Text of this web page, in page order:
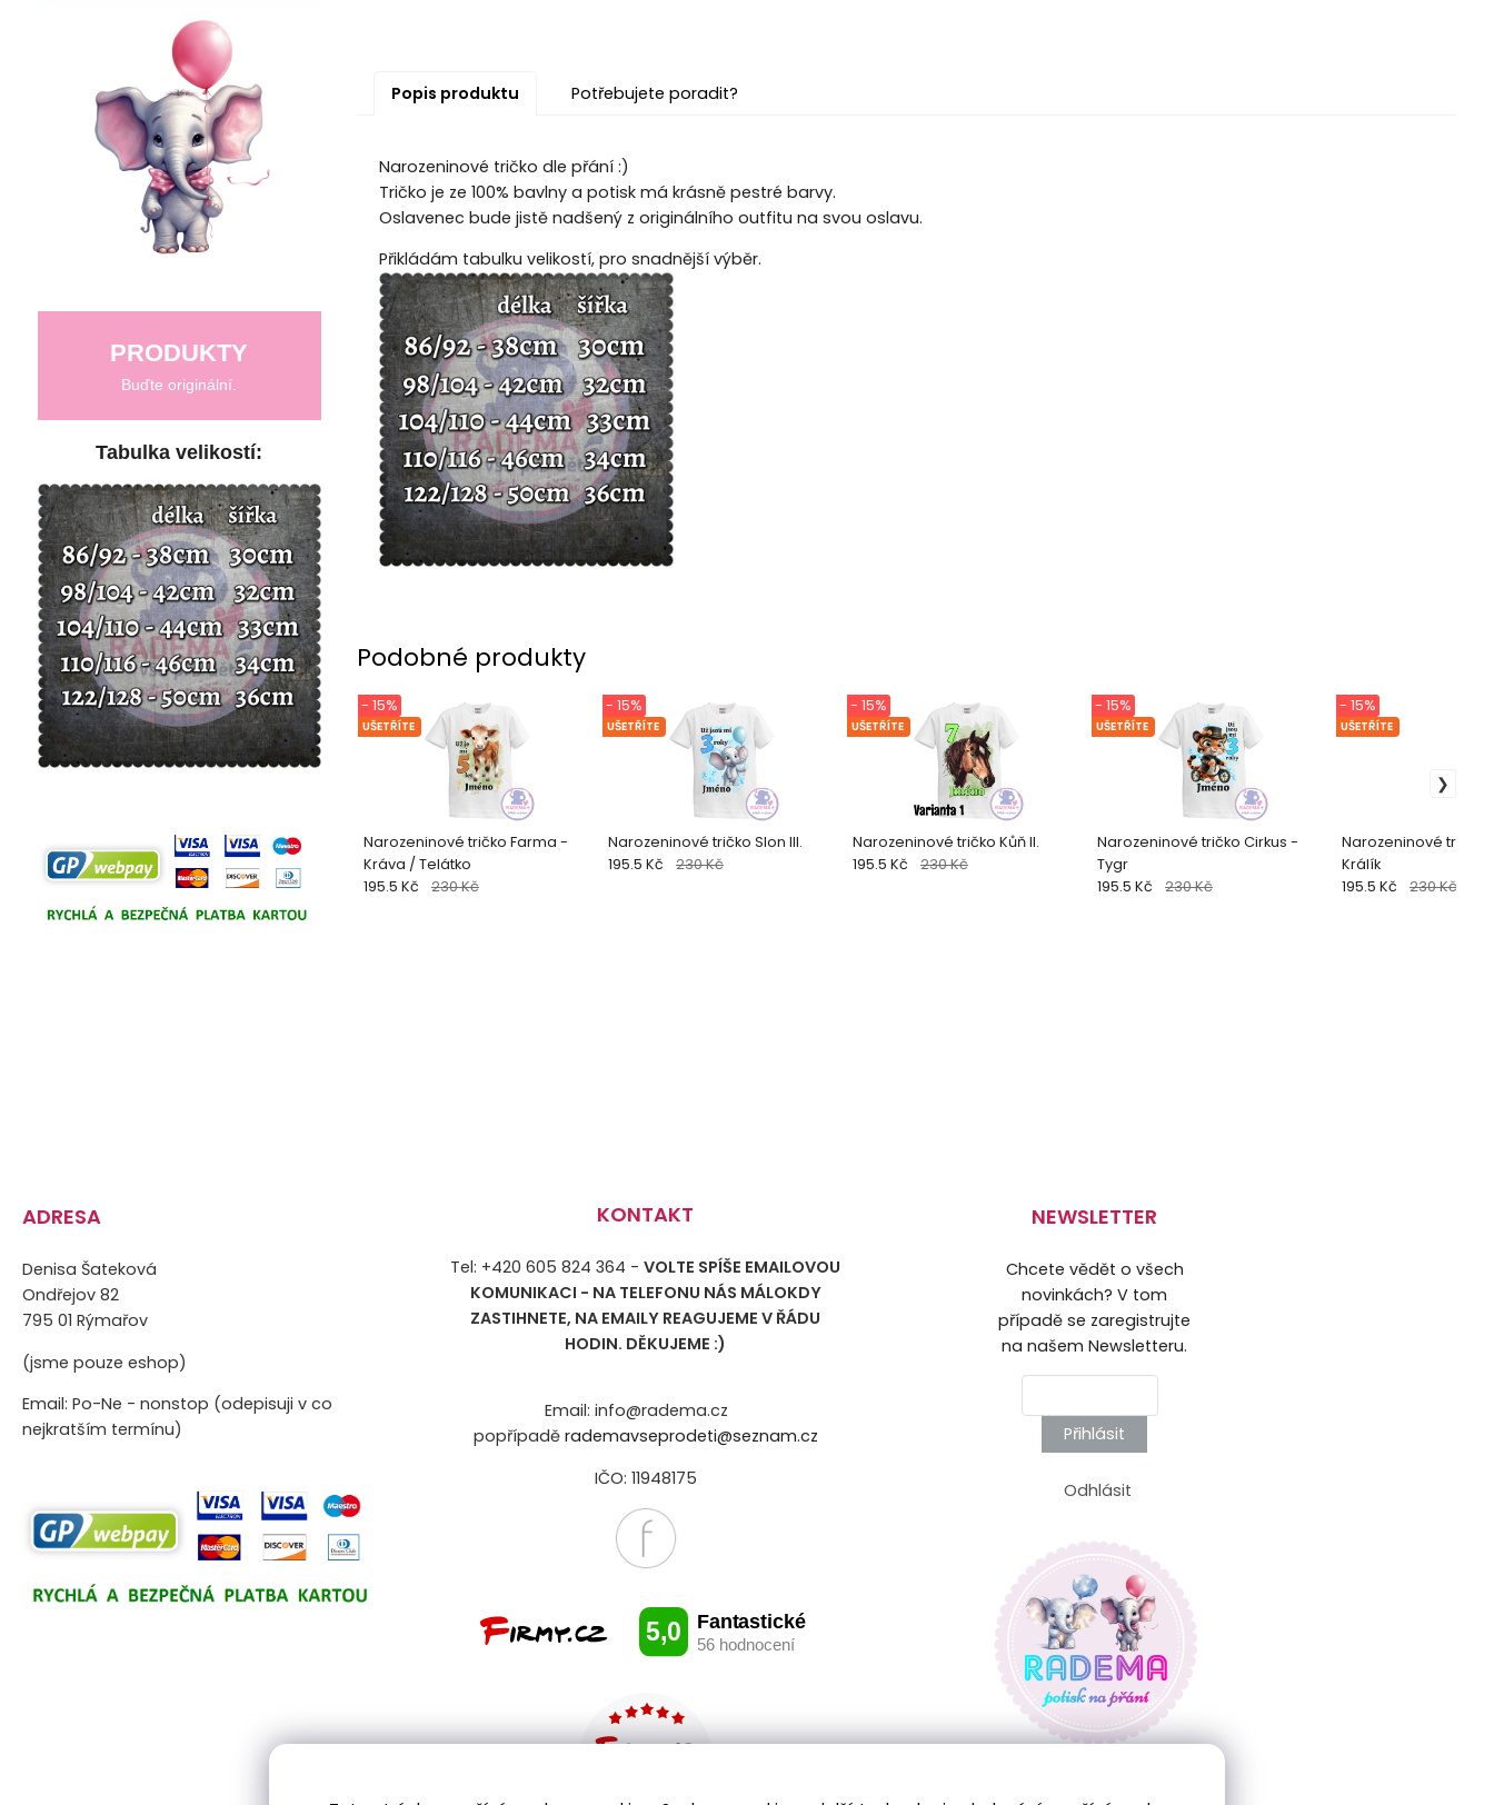
PRODUKTY
Buďte originální.
Tabulka velikostí:
Popis produktu Potřebujete poradit?
Narozeninové tričko dle přání :)
Tričko je ze 100% bavlny a potisk má krásně pestré barvy.
Oslavenec bude jistě nadšený z originálního outfitu na svou oslavu.
Přikládám tabulku velikostí, pro snadnější výběr.
Podobné produkty
Narozeninové tričko Farma -
Kráva / Telátko
UŠETŘÍTE
- 15%
195.5 Kč 230 Kč
Narozeninové tričko Slon III.
UŠETŘÍTE
- 15%
195.5 Kč 230 Kč
Narozeninové tričko Kůň II.
UŠETŘÍTE
- 15%
195.5 Kč 230 Kč
Narozeninové tričko Cirkus -
Tygr
UŠETŘÍTE
- 15%
195.5 Kč 230 Kč
Narozeninové tričko
Králík
UŠETŘÍTE
- 15%
195.5 Kč 230 Kč
ADRESA
Denisa Šateková
Ondřejov 82
795 01 Rýmařov
(jsme pouze eshop)
Email: Po-Ne - nonstop (odepisuji v co
nejkratším termínu)
KONTAKT
Tel: +420 605 824 364 -VOLTE SPÍŠE EMAILOVOU
KOMUNIKACI - NA TELEFONU NÁS MÁLOKDY
ZASTIHNETE, NA EMAILY REAGUJEME V ŘÁDU
HODIN. DĚKUJEME :)
Email: info@radema.cz
popřípadě rademavseprodeti@seznam.cz
IČO: 11948175
NEWSLETTER
Chcete vědět o všech
novinkách? V tom
případě se zaregistrujte
na našem Newsletteru.
Přihlásit
Odhlásit